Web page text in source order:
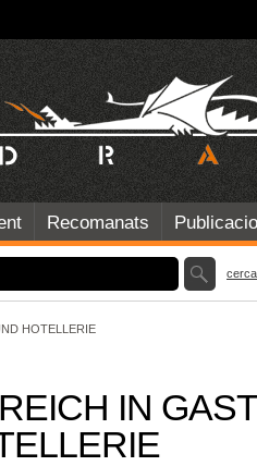
Recomanats
HOTELLERIE
IN